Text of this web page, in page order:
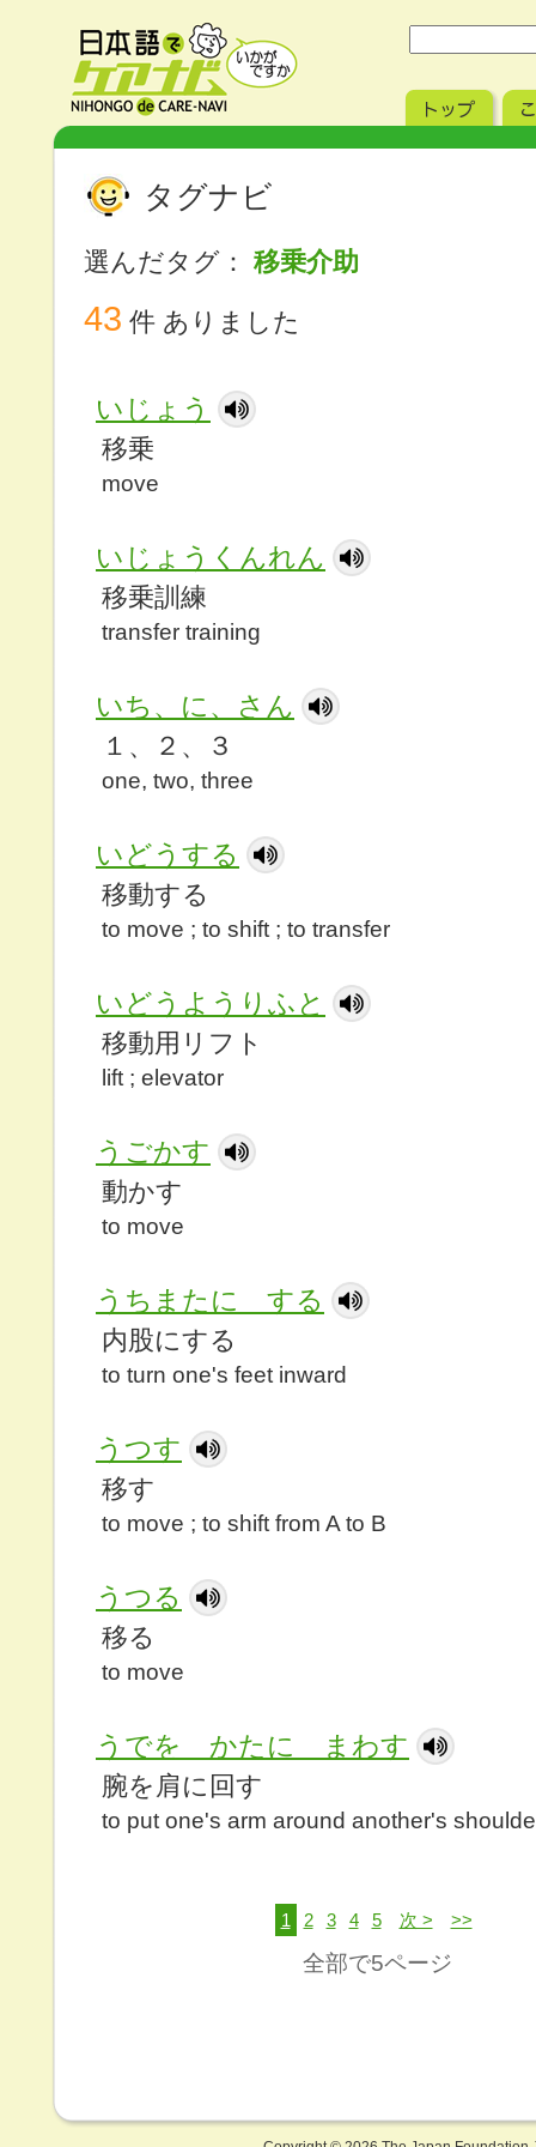
タグナビ
選んだタグ： 移乗介助
43 件 ありました
いじょう
移乗
move
いじょうくんれん
移乗訓練
transfer training
いち、に、さん
１、２、３
one, two, three
いどうする
移動する
to move ; to shift ; to transfer
いどうようりふと
移動用リフト
lift ; elevator
うごかす
動かす
to move
うちまたに する
内股にする
to turn one's feet inward
うつす
移す
to move ; to shift from A to B
うつる
移る
to move
うでを かたに まわす
腕を肩に回す
to put one's arm around another's
1 2 3 4 5 次 > >>
全部で5ページ